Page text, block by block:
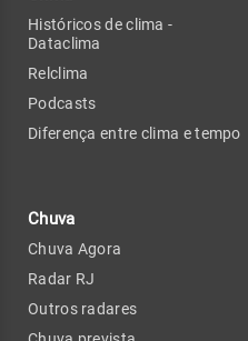
Históricos de clima -
Dataclima
Relclima
Podcasts
Diferença entre clima e tempo
Chuva
Chuva Agora
Radar RJ
Outros radares